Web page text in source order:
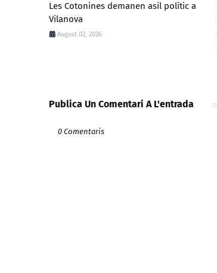
Les Cotonines demanen asil polític a
Vilanova
August 02, 2026
Publica Un Comentari A L'entrada
0 Comentaris